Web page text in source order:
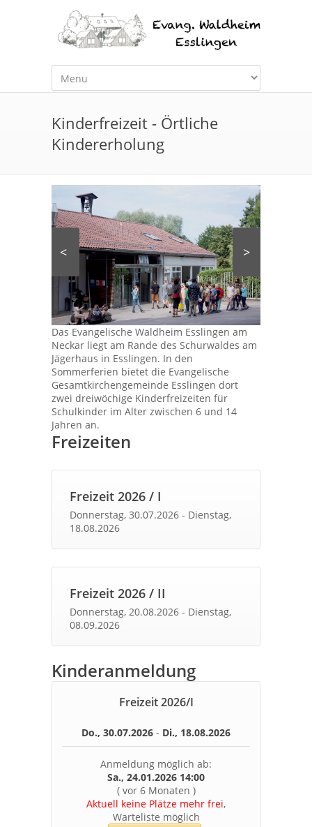
Kinderfreizeit - Örtliche
Kindererholung
Das Evangelische Waldheim Esslingen am
Neckar liegt am Rande des Schurwaldes am
Jägerhaus in Esslingen. In den
Sommerferien bietet die Evangelische
Gesamtkirchengemeinde Esslingen dort
zwei dreiwöchige Kinderfreizeiten für
Schulkinder im Alter zwischen 6 und 14
Jahren an.
Freizeiten
Freizeit 2026 / I
Donnerstag, 30.07.2026 - Dienstag,
18.08.2026
Freizeit 2026 / II
Donnerstag, 20.08.2026 - Dienstag,
08.09.2026
Kinderanmeldung
Freizeit2026/I
Do., 30.07.2026 - Di., 18.08.2026
Anmeldung möglich ab:
Sa., 24.01.2026 14:00
( vor 6 Monaten )
Aktuell keine Plätze mehr frei,
Warteliste möglich